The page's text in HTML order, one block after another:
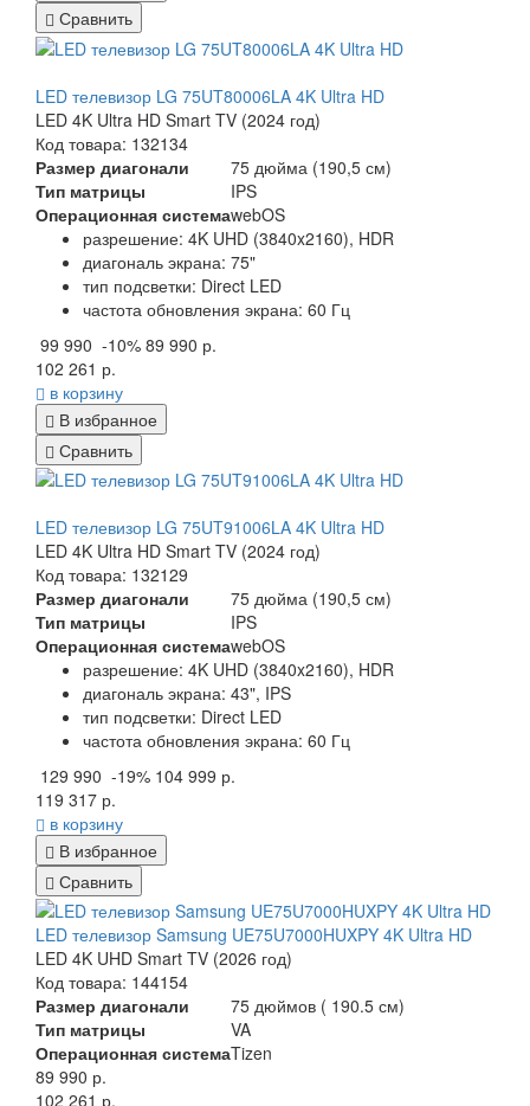
Сравнить
LED телевизор LG 75UT80006LA 4K Ultra HD
LED 4K Ultra HD Smart TV (2024 год)
Код товара: 132134
Размер диагонали
75 дюйма (190,5 см)
Тип матрицы
IPS
Операционная системаwebOS
разрешение: 4K UHD (3840x2160), HDR
диагональ экрана: 75"
тип подсветки: Direct LED
частота обновления экрана: 60 Гц
99 990 -10% 89 990 р.
102 261 р.
в корзину
В избранное
Сравнить
LED телевизор LG 75UT91006LA 4K Ultra HD
LED 4K Ultra HD Smart TV (2024 год)
Код товара: 132129
Размер диагонали
75 дюйма (190,5 см)
Тип матрицы
IPS
Операционная системаwebOS
разрешение: 4K UHD (3840x2160), HDR
диагональ экрана: 43", IPS
тип подсветки: Direct LED
частота обновления экрана: 60 Гц
129 990 -19% 104 999 р.
119 317 р.
в корзину
В избранное
Сравнить
LED телевизор Samsung UE75U7000HUXPY 4K Ultra HD
LED 4K UHD Smart TV (2026 год)
Код товара: 144154
Размер диагонали
75 дюймов ( 190.5 см)
Тип матрицы
VA
Операционная системаTizen
89 990 р.
102 261 р.